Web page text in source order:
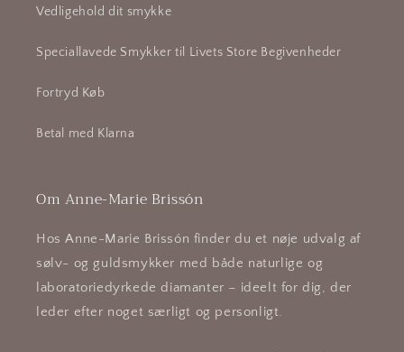
Vedligehold dit smykke
Speciallavede Smykker til Livets Store Begivenheder
Fortryd Køb
Betal med Klarna
Om Anne-Marie Brissón
Hos Anne-Marie Brissón finder du et nøje udvalg af
sølv- og guldsmykker med både naturlige og
laboratoriedyrkede diamanter – ideelt for dig, der
leder efter noget særligt og personligt.